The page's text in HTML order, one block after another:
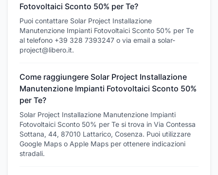
Fotovoltaici Sconto 50% per Te?
Puoi contattare Solar Project Installazione
Manutenzione Impianti Fotovoltaici Sconto 50% per Te
al telefono +39 328 7393247 o via email a solar-
project@libero.it.
Come raggiungere Solar Project Installazione
Manutenzione Impianti Fotovoltaici Sconto 50%
per Te?
Solar Project Installazione Manutenzione Impianti
Fotovoltaici Sconto 50% per Te si trova in Via Contessa
Sottana, 44, 87010 Lattarico, Cosenza. Puoi utilizzare
Google Maps o Apple Maps per ottenere indicazioni
stradali.